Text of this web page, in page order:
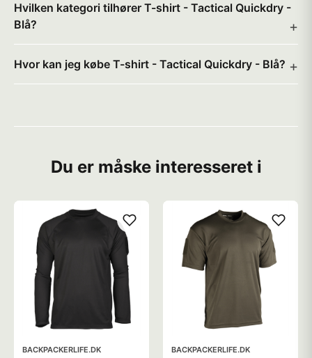
Hvilken kategori tilhører T-shirt - Tactical Quickdry -
Blå?
Hvor kan jeg købe T-shirt - Tactical Quickdry - Blå?
Du er måske interesseret i
BACKPACKERLIFE.DK BACKPACKERLIFE.DK